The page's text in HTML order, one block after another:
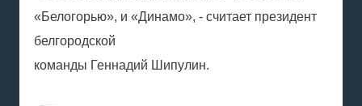
«Белогорью», и «Динамо», - считает президент
белгородской
команды Геннадий Шипулин.